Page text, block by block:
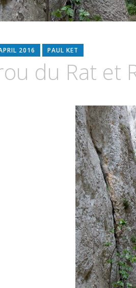
2016 PAUL KET
du Rat et